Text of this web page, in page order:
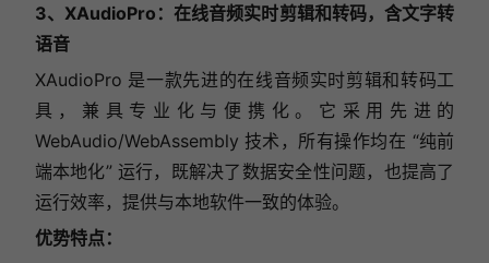
3、XAudioPro：在线音频实时剪辑和转码，含文字转
语音
XAudioPro 是一款先进的在线音频实时剪辑和转码工
具，兼具专业化与便携化。它采用先进的
WebAudio/WebAssembly 技术，所有操作均在 “纯前
端本地化” 运行，既解决了数据安全性问题，也提高了
运行效率，提供与本地软件一致的体验。
优势特点：